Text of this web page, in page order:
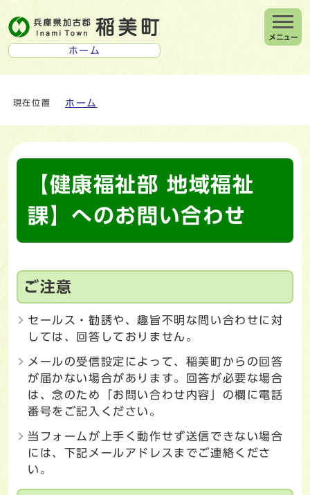
ホーム
メニュー
現在位置 ホーム
【健康福祉部 地域福祉
課】へのお問い合わせ
ご注意
セールス・勧誘や、趣旨不明な問い合わせに対
しては、回答しておりません。
メールの受信設定によって、稲美町からの回答
が届かない場合があります。回答が必要な場合
は、念のため「お問い合わせ内容」の欄に電話
番号をご記入ください。
当フォームが上手く動作せず送信できない場合
には、下記メールアドレスまでご連絡くださ
い。